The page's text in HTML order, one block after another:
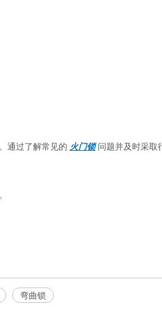
通过了解常见的 火门锁 问题并及时采取
弯曲锁